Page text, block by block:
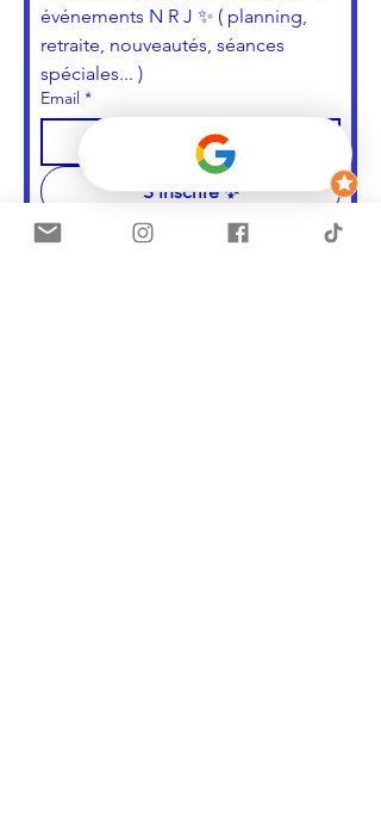
événements N R J ✨ ( planning,
retraite, nouveautés, séances
spéciales... )
Email *
S'inscrire ✨
Oui, je souhaite m'inscrire